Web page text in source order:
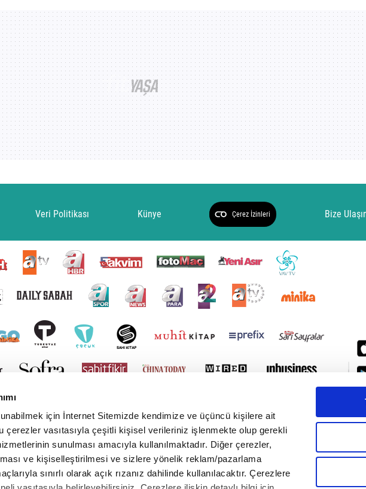
için İnternet Sitemizde kendimize ve üçüncü kişilere ait
çerezler vasıtasıyla çeşitli kişisel verileriniz işlenmekte olup gerekli
sunulması amacıyla kullanılmaktadır. Diğer çerezler,
ve kişiselleştirilmesi ve sizlere yönelik reklam/pazarlama
sınırlı olarak açık rızanız dahilinde kullanılacaktır. Çerezlere
Veri Politikası Künye Çerez İzinleri Bize